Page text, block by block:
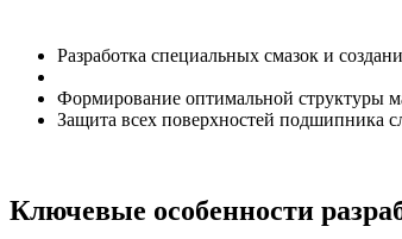
Разработка специальных смазок и
Формирование оптимальной структуры
Защита всех поверхностей подшипника
Ключевые особенности